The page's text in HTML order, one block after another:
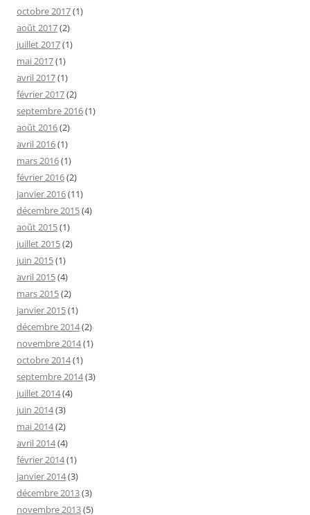
octobre 2017(1)
août 2017(2)
juillet 2017(1)
mai 2017(1)
avril 2017(1)
février 2017(2)
septembre 2016(1)
août 2016(2)
avril 2016(1)
mars 2016(1)
février 2016(2)
janvier 2016(11)
décembre 2015(4)
août 2015(1)
juillet 2015(2)
juin 2015(1)
avril 2015(4)
mars 2015(2)
janvier 2015(1)
décembre 2014(2)
novembre 2014(1)
octobre 2014(1)
septembre 2014(3)
juillet 2014(4)
juin 2014(3)
mai 2014(2)
avril 2014(4)
février 2014(1)
janvier 2014(3)
décembre 2013(3)
novembre 2013(5)